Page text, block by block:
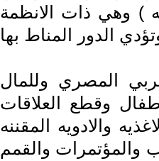
) وهي ذات الانظمة
الدور المناط بها
المصري وللمال
وقطع العلاقات
والادويه المقننه
والمؤتمرات والقمم